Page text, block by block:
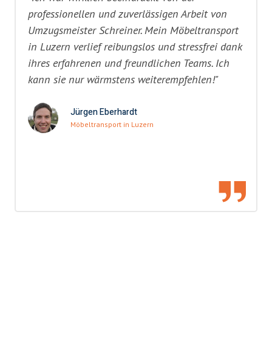
professionellen und zuverlässigen Arbeit von
Umzugsmeister Schreiner. Mein Möbeltransport
in Luzern verlief reibungslos und stressfrei dank
ihres erfahrenen und freundlichen Teams. Ich
kann sie nur wärmstens weiterempfehlen!"
Jürgen Eberhardt
Möbeltransport in Luzern